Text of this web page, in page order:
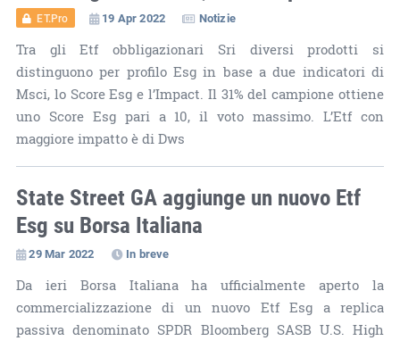
ET.Pro 19 Apr 2022 Notizie
Tra gli Etf obbligazionari Sri diversi prodotti si
distinguono per profilo Esg in base a due indicatori di
Msci, lo Score Esg e l’Impact. Il 31% del campione ottiene
uno Score Esg pari a 10, il voto massimo. L’Etf con
maggiore impatto è di Dws
State Street GA aggiunge un nuovo Etf
Esg su Borsa Italiana
29 Mar 2022 In breve
Da ieri Borsa Italiana ha ufficialmente aperto la
commercializzazione di un nuovo Etf Esg a replica
passiva denominato SPDR Bloomberg SASB U.S. High